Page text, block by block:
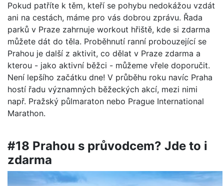
Pokud patříte k těm, kteří se pohybu nedokážou vzdát
ani na cestách, máme pro vás dobrou zprávu. Řada
parků v Praze zahrnuje workout hřiště, kde si zdarma
můžete dát do těla. Proběhnutí ranní probouzející se
Prahou je další z aktivit, co dělat v Praze zdarma a
kterou - jako aktivní běžci - můžeme vřele doporučit.
Není lepšího začátku dne! V průběhu roku navíc Praha
hostí řadu významných běžeckých akcí, mezi nimi
např. Pražský půlmaraton nebo Prague International
Marathon.
#18 Prahou s průvodcem? Jde to i
zdarma